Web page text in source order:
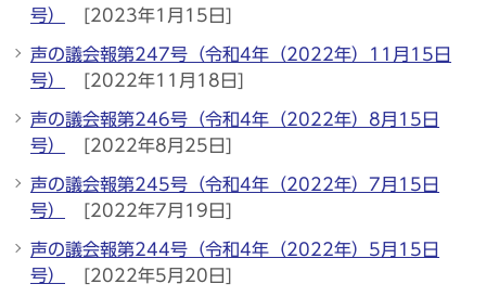
号）
[2023年1月15日]
声の議会報第247号（令和4年（2022年）11月15日
号）
[2022年11月18日]
声の議会報第246号（令和4年（2022年）8月15日
号）
[2022年8月25日]
声の議会報第245号（令和4年（2022年）7月15日
号）
[2022年7月19日]
声の議会報第244号（令和4年（2022年）5月15日
号）
[2022年5月20日]